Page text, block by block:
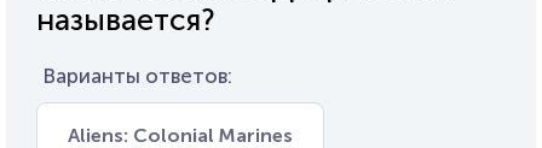
называется?
Варианты ответов:
Aliens: Colonial Marines